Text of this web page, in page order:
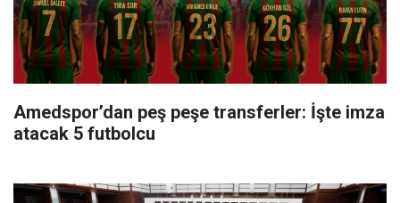
Amedspor’dan peş peşe transferler: İşte imza
atacak 5 futbolcu